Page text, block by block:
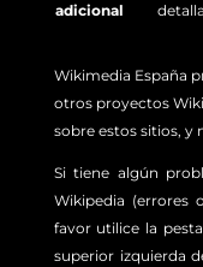
adicional
Wikimedia España
otros proyectos
sobre estos sitios, y
Si tiene algún
Wikipedia (errores
favor utilice la
superior izquierda